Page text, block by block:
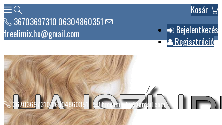
Kosár
Bejelentkezés
Regisztráció
36703697310 06304860351
freelimix.hu@gmail.com
36703697310 06304860351 freelimix.hu@gmail.com